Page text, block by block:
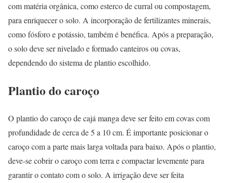
com matéria orgânica, como esterco de curral ou compostagem,
para enriquecer o solo. A incorporação de fertilizantes minerais,
como fósforo e potássio, também é benéfica. Após a preparação,
o solo deve ser nivelado e formado canteiros ou covas,
dependendo do sistema de plantio escolhido.
Plantio do caroço
O plantio do caroço de cajá manga deve ser feito em covas com
profundidade de cerca de 5 a 10 cm. É importante posicionar o
caroço com a parte mais larga voltada para baixo. Após o plantio,
deve-se cobrir o caroço com terra e compactar levemente para
garantir o contato com o solo. A irrigação deve ser feita